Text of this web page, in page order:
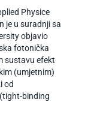
Physice
je u suradnji sa
objavio
fotonička
sustavu efekt
(umjetnim)
od
binding